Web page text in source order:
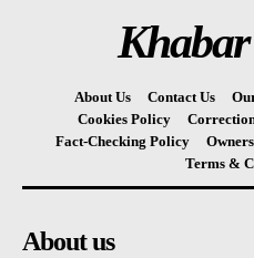
About Us Contact Us
Cookies Policy
Fact-Checking Policy
Terms &
About us